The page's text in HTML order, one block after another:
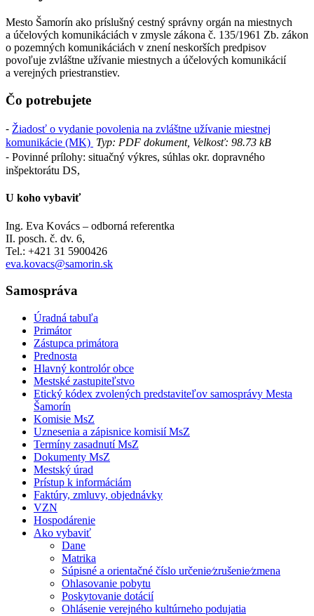
Mesto Šamorín ako príslušný cestný správny orgán na miestnych
a účelových komunikáciách v zmysle zákona č. 135/1961 Zb. zákon
o pozemných komunikáciách v znení neskorších predpisov
povoľuje zvláštne užívanie miestnych a účelových komunikácií
a verejných priestranstiev.
Čo potrebujete
⁃ Žiadosť o vydanie povolenia na zvláštne užívanie miestnej
komunikácie (MK) Typ: PDF dokument, Velkosť: 98.73 kB
⁃ Povinné prílohy: situačný výkres, súhlas okr. dopravného
inšpektorátu DS,
U koho vybaviť
Ing. Eva Kovács – odborná referentka
II. posch. č. dv. 6,
Tel.: +421 31 5900426
eva.kovacs@samorin.sk
Samospráva
Úradná tabuľa
Primátor
Zástupca primátora
Prednosta
Hlavný kontrolór obce
Mestské zastupiteľstvo
Etický kódex zvolených predstaviteľov samosprávy Mesta
Šamorín
Komisie MsZ
Uznesenia a zápisnice komisií MsZ
Termíny zasadnutí MsZ
Dokumenty MsZ
Mestský úrad
Prístup k informáciám
Faktúry, zmluvy, objednávky
VZN
Hospodárenie
Ako vybaviť
Dane
Matrika
Súpisné a orientačné číslo určenie⁄zrušenie⁄zmena
Ohlasovanie pobytu
Poskytovanie dotácií
Ohlásenie verejného kultúrneho podujatia